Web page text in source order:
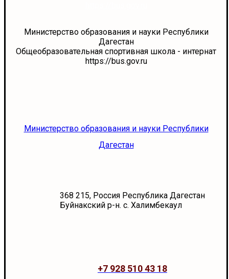
Министерство образования и науки Республики
Дагестан
Общеобразовательная спортивная школа - интернат
https://bus.gov.ru
Министерство образования и науки Республики
Дагестан
368 215, Россия Республика Дагестан
Буйнакский р-н. с. Халимбекаул
+7 928 510 43 18